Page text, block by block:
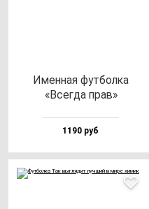
Имен­ная фут­бол­ка
«Всег­да прав»
1190 руб